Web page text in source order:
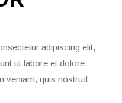
adipiscing elit,
ut labore et dolore
veniam, quis nostrud